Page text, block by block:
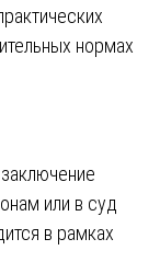
нормах
или в суд
в рамках